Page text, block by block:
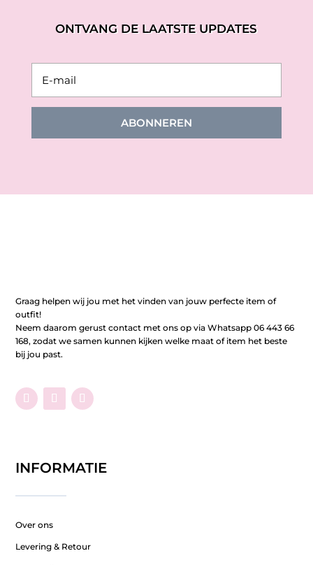
ONTVANG DE LAATSTE UPDATES
ABONNEREN
Graag helpen wij jou met het vinden van jouw perfecte item of
outfit!
Neem daarom gerust contact met ons op via Whatsapp 06 443 66
168, zodat we samen kunnen kijken welke maat of item het beste
bij jou past.
INFORMATIE
Over ons
Levering & Retour